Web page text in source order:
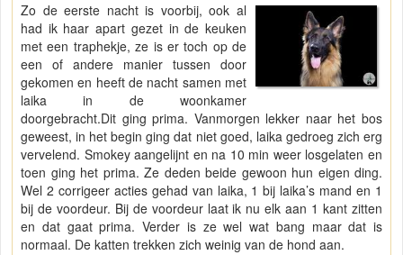
Zo de eerste nacht is voorbij, ook al
had ik haar apart gezet in de keuken
met een traphekje, ze is er toch op de
een of andere manier tussen door
gekomen en heeft de nacht samen met
laika in de woonkamer
doorgebracht.Dit ging prima. Vanmorgen lekker naar het bos
geweest, in het begin ging dat niet goed, laika gedroeg zich erg
vervelend. Smokey aangelijnt en na 10 min weer losgelaten en
toen ging het prima. Ze deden beide gewoon hun eigen ding.
Wel 2 corrigeer acties gehad van laika, 1 bij laika’s mand en 1
bij de voordeur. Bij de voordeur laat ik nu elk aan 1 kant zitten
en dat gaat prima. Verder is ze wel wat bang maar dat is
normaal. De katten trekken zich weinig van de hond aan.